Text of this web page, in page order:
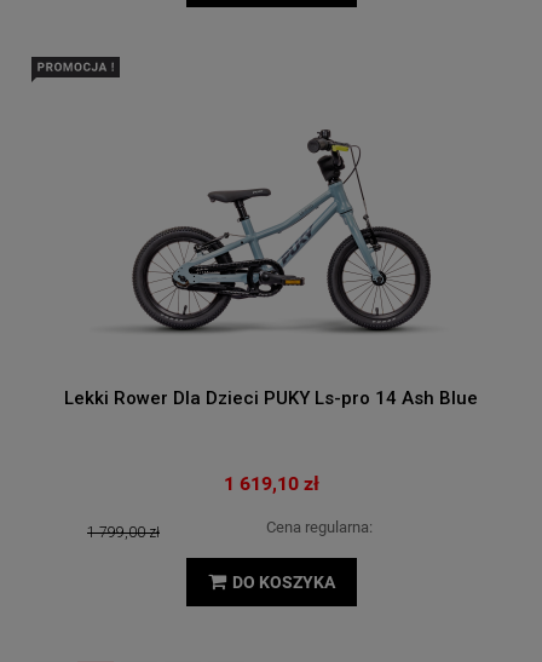
Lekki Rower Dla Dzieci PUKY Ls-pro 14 Ash Blue
1 619,10 zł
Cena regularna:
1 799,00 zł
DO KOSZYKA